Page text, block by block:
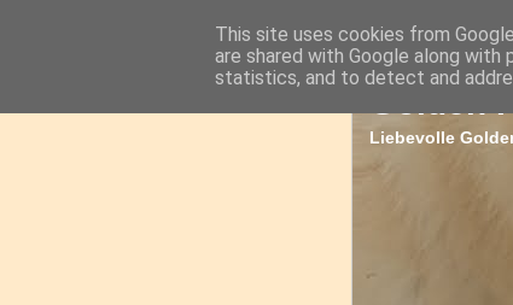
Liebevolle
This site uses cookies from
are shared with Google along
statistics, and to detect and